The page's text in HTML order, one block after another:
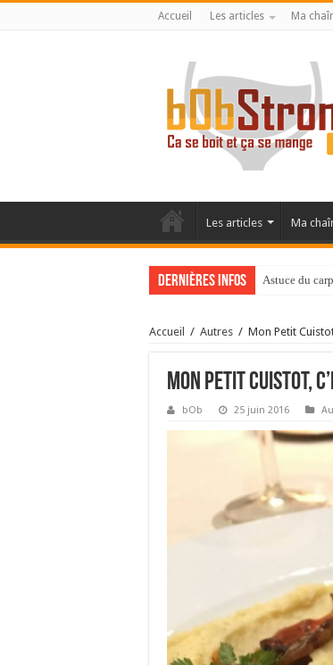
Accueil Les articles Ma
Les articles Ma
Dernières infos Astuce du
Accueil / Autres / Mon Petit
Mon Petit Cuistot,
bOb 25 juin 2016